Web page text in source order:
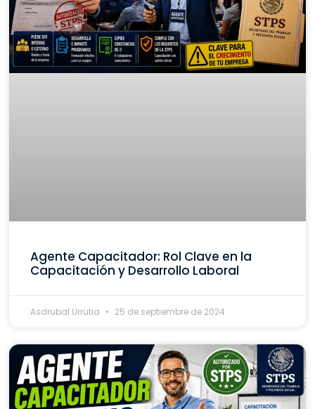
Agente Capacitador: Rol Clave en la
Capacitación y Desarrollo Laboral
Asdrubal Urrutia 25 de septiembre de 2024